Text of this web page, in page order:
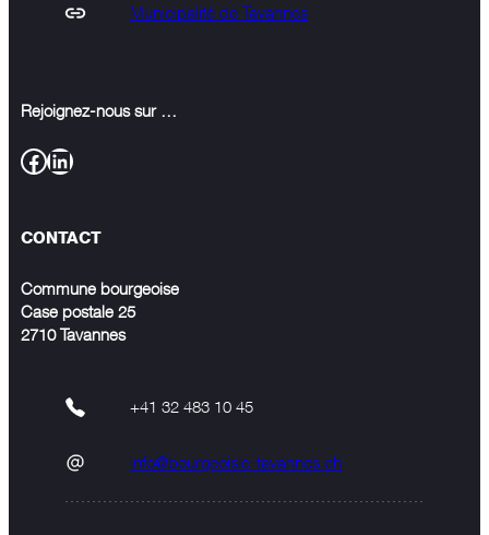
Municipalité de Tavannes
Rejoignez-nous sur …
Facebook LinkedIn
CONTACT
Commune bourgeoise
Case postale 25
2710 Tavannes
+41 32 483 10 45
info@bourgeoisie-tavannes.ch